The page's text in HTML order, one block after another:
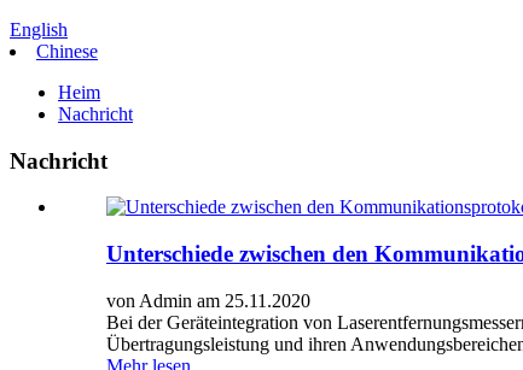
English
Chinese
Heim
Nachricht
Nachricht
Unterschiede zwischen den
von Admin am 25.11.2020
Bei der Geräteintegration von
Übertragungsleistung und ihren
Mehr lesen